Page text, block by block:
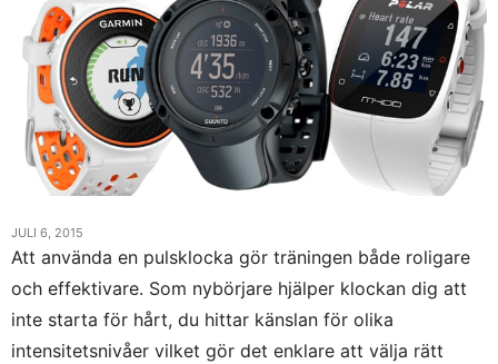
JULI 6, 2015
Att använda en pulsklocka gör träningen både roligare
och effektivare. Som nybörjare hjälper klockan dig att
inte starta för hårt, du hittar känslan för olika
intensitetsnivåer vilket gör det enklare att välja rätt